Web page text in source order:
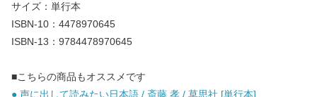
サイズ：単行本
ISBN-10：4478970645
ISBN-13：9784478970645
■こちらの商品もオススメです
● 声に出して読みたい日本語 / 斎藤 孝 / 草思社 [単行本]